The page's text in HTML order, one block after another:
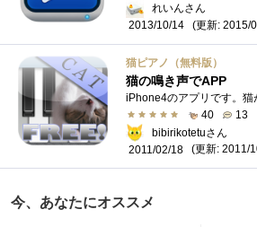
れいんさん
2013/10/14
(更新: 2015/
猫ピアノ（無料版）
猫の鳴き声でAPP
40
13
bibirikotetuさん
2011/02/18
(更新: 2011/
今、あなたにオススメ